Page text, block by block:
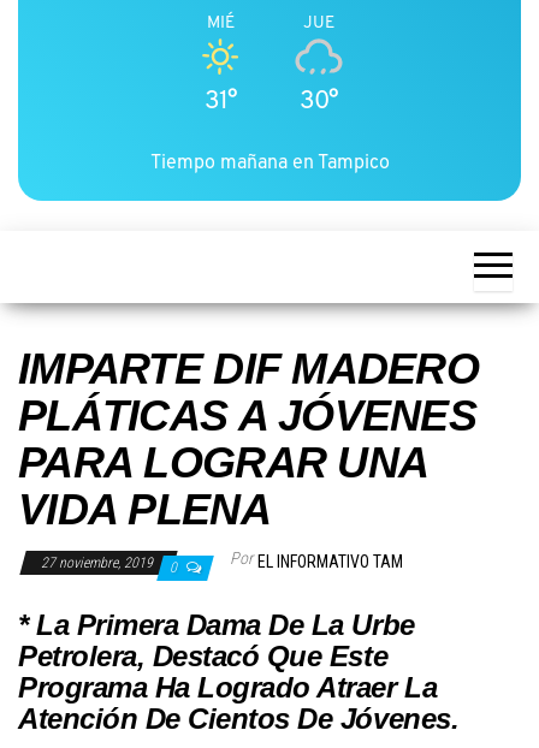
MIÉ
31°
JUE
30°
Tiempo mañana en Tampico
IMPARTE DIF MADERO
PLÁTICAS A JÓVENES
PARA LOGRAR UNA
VIDA PLENA
27 noviembre, 2019 0 Por EL INFORMATIVO TAM
* La Primera Dama De La Urbe
Petrolera, Destacó Que Este
Programa Ha Logrado Atraer La
Atención De Cientos De Jóvenes.